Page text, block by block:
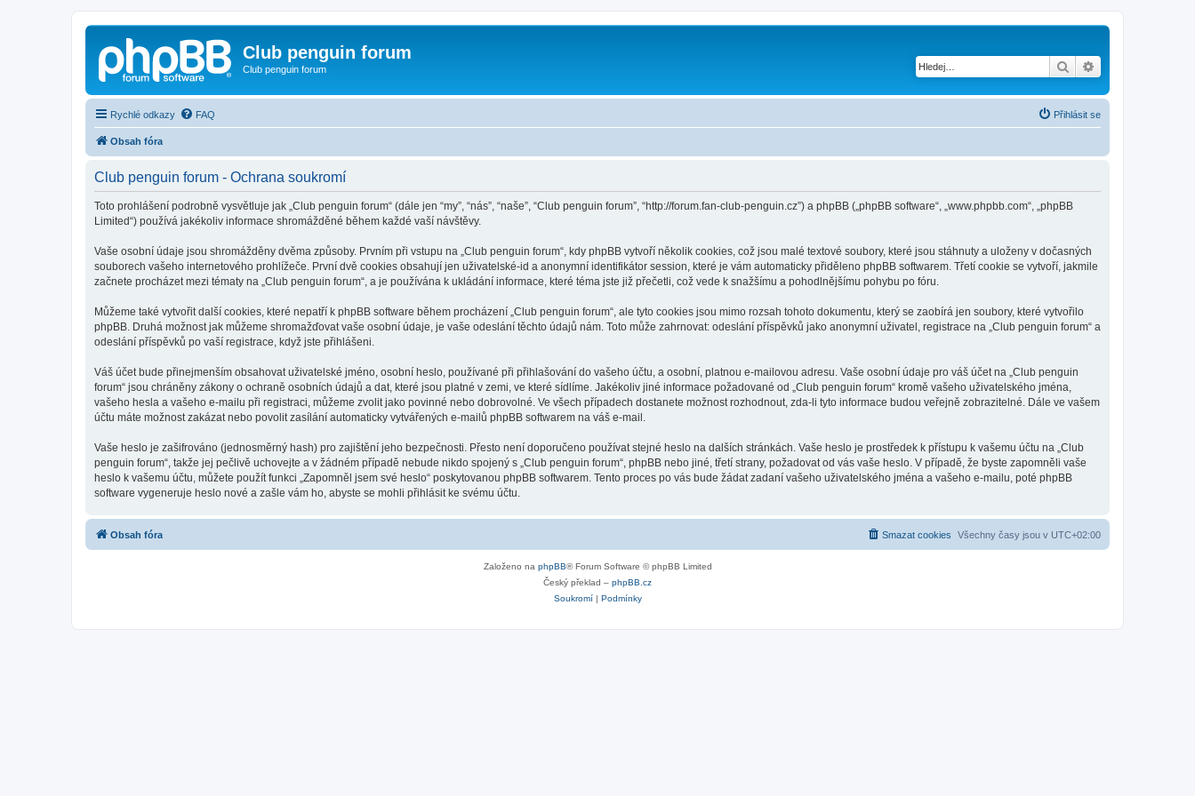
Club penguin forum
Club penguin forum Hledat
Rychlé odkazy FAQ Přihlásit se
Obsah fóra
Club penguin forum - Ochrana soukromí
Toto prohlášení podrobně vysvětluje jak „Club penguin forum“ (dále jen “my”, “nás”, “naše”, “Club penguin forum”, “http://forum.fan-club-penguin.cz”) a phpBB („phpBB software“, „www.phpbb.com“, „phpBB
Limited“) používá jakékoliv informace shromážděné během každé vaší návštěvy.
Vaše osobní údaje jsou shromážděny dvěma způsoby. Prvním při vstupu na „Club penguin forum“, kdy phpBB vytvoří několik cookies, což jsou malé textové soubory, které jsou stáhnuty a uloženy v dočasných
souborech vašeho internetového prohlížeče. První dvě cookies obsahují jen uživatelské-id a anonymní identifikátor session, které je vám automaticky přiděleno phpBB softwarem. Třetí cookie se vytvoří, jakmile
začnete procházet mezi tématy na „Club penguin forum“, a je používána k ukládání informace, které téma jste již přečetli, což vede k snažšímu a pohodlnějšímu pohybu po fóru.
Můžeme také vytvořit další cookies, které nepatří k phpBB software během procházení „Club penguin forum“, ale tyto cookies jsou mimo rozsah tohoto dokumentu, který se zaobírá jen soubory, které vytvořilo
phpBB. Druhá možnost jak můžeme shromažďovat vaše osobní údaje, je vaše odeslání těchto údajů nám. Toto může zahrnovat: odeslání příspěvků jako anonymní uživatel, registrace na „Club penguin forum“ a
odeslání příspěvků po vaší registrace, když jste přihlášeni.
Váš účet bude přinejmenším obsahovat uživatelské jméno, osobní heslo, používané při přihlašování do vašeho účtu, a osobní, platnou e-mailovou adresu. Vaše osobní údaje pro váš účet na „Club penguin
forum“ jsou chráněny zákony o ochraně osobních údajů a dat, které jsou platné v zemi, ve které sídlíme. Jakékoliv jiné informace požadované od „Club penguin forum“ kromě vašeho uživatelského jména,
vašeho hesla a vašeho e-mailu při registraci, můžeme zvolit jako povinné nebo dobrovolné. Ve všech případech dostanete možnost rozhodnout, zda-li tyto informace budou veřejně zobrazitelné. Dále ve vašem
účtu máte možnost zakázat nebo povolit zasílání automaticky vytvářených e-mailů phpBB softwarem na váš e-mail.
Vaše heslo je zašifrováno (jednosměrný hash) pro zajištění jeho bezpečnosti. Přesto není doporučeno používat stejné heslo na dalších stránkách. Vaše heslo je prostředek k přístupu k vašemu účtu na „Club
penguin forum“, takže jej pečlivě uchovejte a v žádném případě nebude nikdo spojený s „Club penguin forum“, phpBB nebo jiné, třetí strany, požadovat od vás vaše heslo. V případě, že byste zapomněli vaše
heslo k vašemu účtu, můžete použít funkci „Zapomněl jsem své heslo“ poskytovanou phpBB softwarem. Tento proces po vás bude žádat zadaní vašeho uživatelského jména a vašeho e-mailu, poté phpBB
software vygeneruje heslo nové a zašle vám ho, abyste se mohli přihlásit ke svému účtu.
Obsah fóra Všechny časy jsou v UTC+02:00
Smazat cookies
Založeno na phpBB® Forum Software © phpBB Limited
Český překlad – phpBB.cz
Soukromí| Podmínky